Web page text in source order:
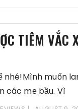
TIÊM VẮC
nhé!Mình muốn
các mẹ bầu. Vì